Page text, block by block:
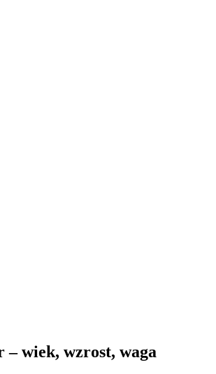
wiek, wzrost, waga